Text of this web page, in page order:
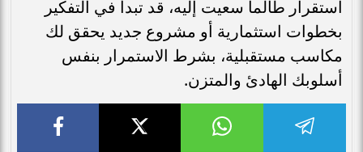
استقرار طالما سعيت إليه، قد تبدأ في التفكير
بخطوات استثمارية أو مشروع جديد يحقق لك
مكاسب مستقبلية، بشرط الاستمرار بنفس
أسلوبك الهادئ والمتزن.